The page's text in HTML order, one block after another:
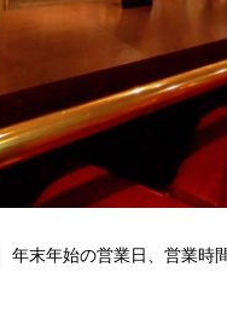
年末年始の営業日、営業時